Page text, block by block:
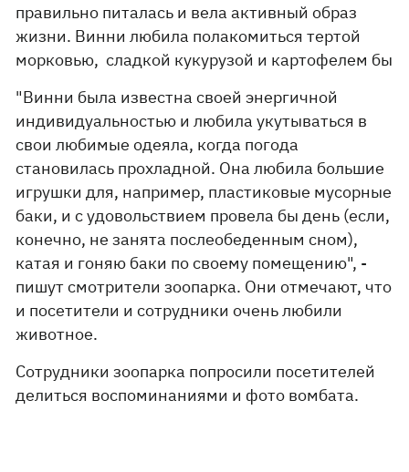
правильно питалась и вела активный образ
жизни. Винни любила полакомиться тертой
морковью, сладкой кукурузой и картофелем бы
"Винни была известна своей энергичной
индивидуальностью и любила укутываться в
свои любимые одеяла, когда погода
становилась прохладной. Она любила большие
игрушки для, например, пластиковые мусорные
баки, и с удовольствием провела бы день (если,
конечно, не занята послеобеденным сном),
катая и гоняю баки по своему помещению", -
пишут смотрители зоопарка. Они отмечают, что
и посетители и сотрудники очень любили
животное.
Сотрудники зоопарка попросили посетителей
делиться воспоминаниями и фото вомбата.